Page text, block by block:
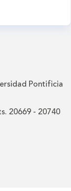
Pontificia
20669 - 20740